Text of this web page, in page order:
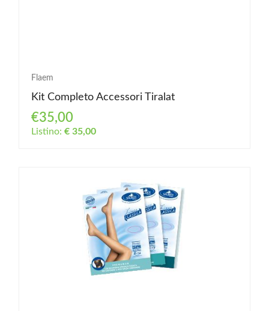
Flaem
Kit Completo Accessori Tiralat
€35,00
Listino: € 35,00